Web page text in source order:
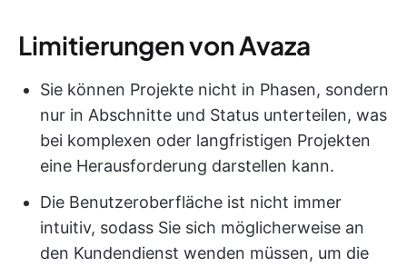
Limitierungen von Avaza
Sie können Projekte nicht in Phasen, sondern
nur in Abschnitte und Status unterteilen, was
bei komplexen oder langfristigen Projekten
eine Herausforderung darstellen kann.
Die Benutzeroberfläche ist nicht immer
intuitiv, sodass Sie sich möglicherweise an
den Kundendienst wenden müssen, um die